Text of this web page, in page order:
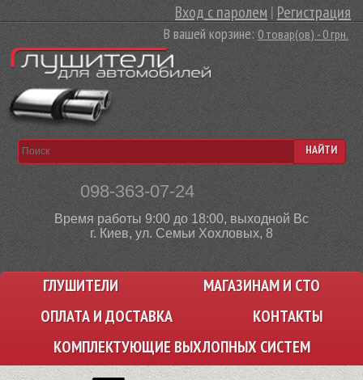
Вход с паролем |Регистрация
В вашей корзине:0 товар(ов) - 0 грн.
098-363-07-24
Время работы 9:00 до 18:00, выходной Вс
г. Киев, ул. Семьи Хохловых, 8
НАЙТИ
ГЛУШИТЕЛИ
МАГАЗИНАМ И СТО
ОПЛАТА И ДОСТАВКА
КОНТАКТЫ
КОМПЛЕКТУЮЩИЕ ВЫХЛОПНЫХ СИСТЕМ